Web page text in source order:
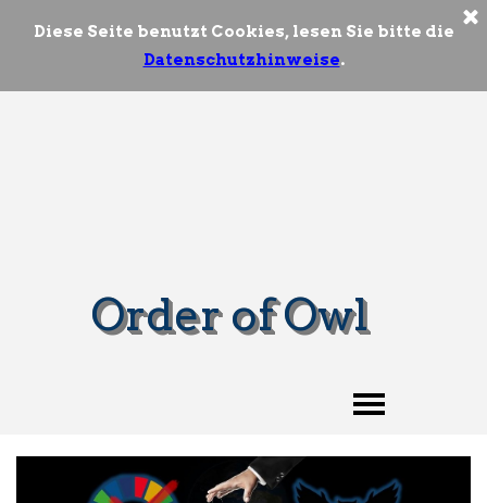
Diese Seite benutzt Cookies, lesen Sie bitte die
Datenschutzhinweise.
Order of Owl